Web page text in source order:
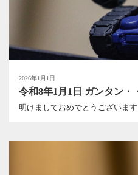
2026年1月1日
令和8年1月1日 ガンタン・
明けましておめでとうございま